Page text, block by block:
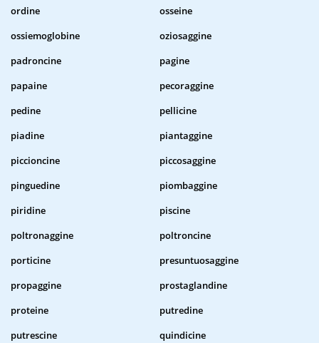
ordine
osseine
ossiemoglobine
oziosaggine
padroncine
pagine
papaine
pecoraggine
pedine
pellicine
piadine
piantaggine
piccioncine
piccosaggine
pinguedine
piombaggine
piridine
piscine
poltronaggine
poltroncine
porticine
presuntuosaggine
propaggine
prostaglandine
proteine
putredine
putrescine
quindicine